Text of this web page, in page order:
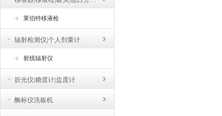
莱伯特移液枪
辐射检测仪|个人剂量计
射线辐射仪
折光仪|糖度计|盐度计
酶标仪洗板机